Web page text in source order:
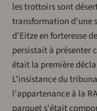
les trottoirs sont
transformation d'une
d'Eitze en forteresse
persistait à présenter
était la première
L'insistance du
l'appartenance à la
parquet s'était